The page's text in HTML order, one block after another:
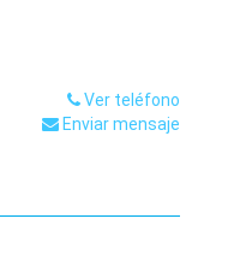
Ver teléfono
Enviar mensaje